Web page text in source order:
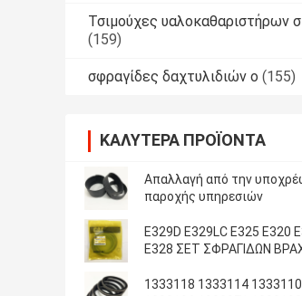
Τσιμούχες υαλοκαθαριστήρων
(159)
σφραγίδες δαχτυλιδιών ο (155)
ΚΑΛΎΤΕΡΑ ΠΡΟΪΌΝΤΑ
Απαλλαγή από την
παροχής υπηρεσιών
E329D E329LC E325 E320
E328 ΣΕΤ ΣΦΡΑΓΙΔΩΝ
1333118 1333114 1333110